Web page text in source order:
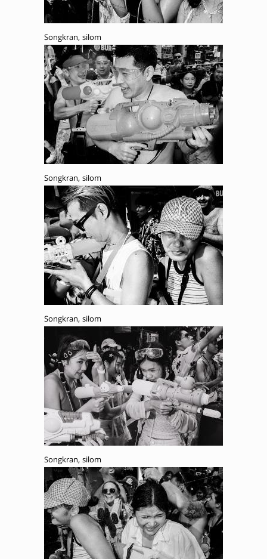
Songkran, silom
Songkran, silom
Songkran, silom
Songkran, silom